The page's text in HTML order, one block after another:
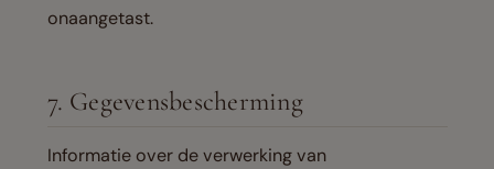
onaangetast.
7. Gegevensbescherming
Informatie over de verwerking van